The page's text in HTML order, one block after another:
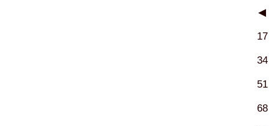
◀
17
34
51
68